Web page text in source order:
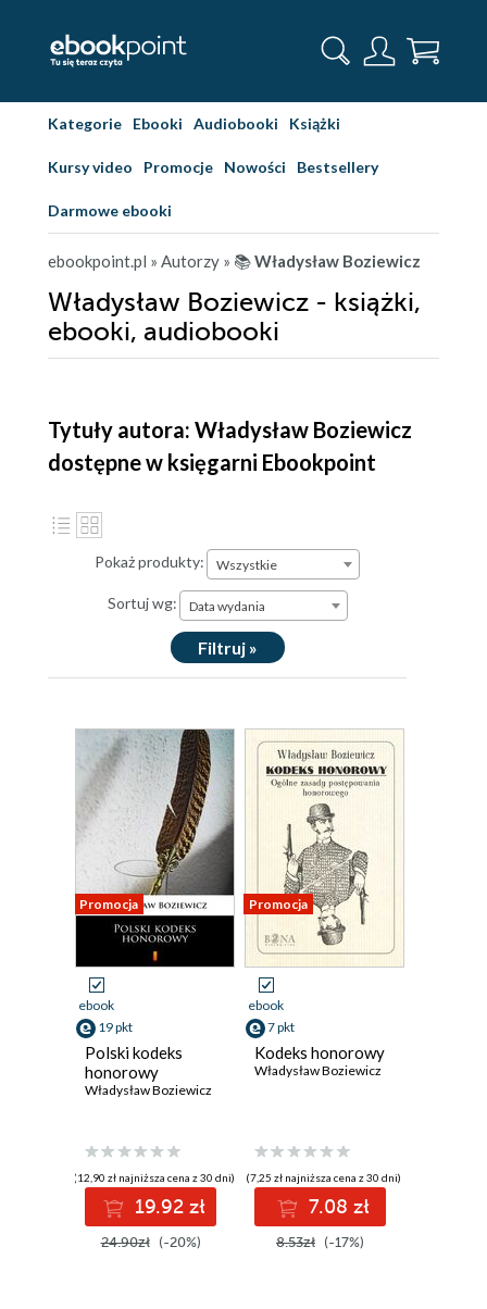
Kategorie Ebooki Audiobooki Książki
Kursy video Promocje Nowości Bestsellery
Darmowe ebooki
ebookpoint.pl » Autorzy » 📚Władysław Boziewicz
Władysław Boziewicz - książki,
ebooki, audiobooki
Tytuły autora: Władysław Boziewicz
dostępne w księgarni Ebookpoint
Pokaż produkty: Wszystkie
Sortuj wg: Data wydania
Filtruj »
Promocja
ebook
19 pkt
Polski kodeks
honorowy
Władysław Boziewicz
(12,90 zł najniższa cena z 30 dni)
19.92 zł
24.90zł (-20%)
Promocja
ebook
7 pkt
Kodeks honorowy
Władysław Boziewicz
(7,25 zł najniższa cena z 30 dni)
7.08 zł
8.53zł (-17%)